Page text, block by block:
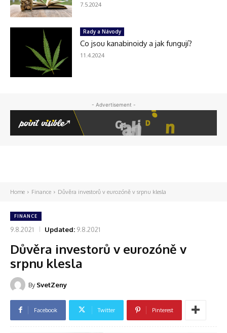
7.5.2024
Rady a Návody
Co jsou kanabinoidy a jak fungují?
11.4.2024
- Advertisement -